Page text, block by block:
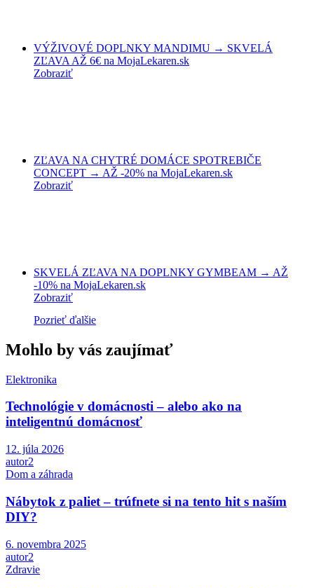
VÝŽIVOVÉ DOPLNKY MANDIMU → SKVELÁ
ZĽAVA AŽ 6€ na MojaLekaren.sk
Zobraziť
ZĽAVA NA CHYTRÉ DOMÁCE SPOTREBIČE
CONCEPT → AŽ -20% na MojaLekaren.sk
Zobraziť
SKVELÁ ZĽAVA NA DOPLNKY GYMBEAM → AŽ
-10% na MojaLekaren.sk
Zobraziť
Pozrieť ďalšie
Mohlo by vás zaujímať
Elektronika
Technológie v domácnosti – alebo ako na
inteligentnú domácnosť
12. júla 2026
autor2
Dom a záhrada
Nábytok z paliet – trúfnete si na tento hit s naším
DIY?
6. novembra 2025
autor2
Zdravie